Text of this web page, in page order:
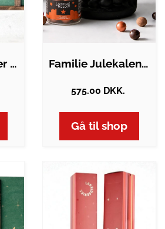
Adventskalender med danske… Familie Julekalender 2026 fra Lakrids by…
575.00 DKK.
Gå til shop